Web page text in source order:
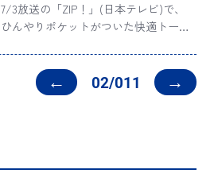
7/3放送の「ZIP！」(日本テレビ)で、
ひんやりポケットがついた快適トート
は、カンガルーのおなかの袋からヒン
トを得た「ルーポケット」がアイデン
← 02/011 →